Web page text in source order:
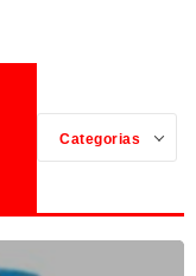
Categorias